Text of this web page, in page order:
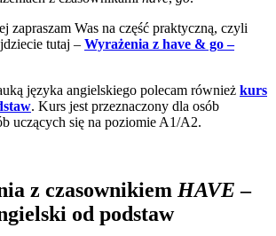
zapraszam Was na część praktyczną, czyli
tutaj – Wyrażenia z have & go –
języka angielskiego polecam również kurs
. Kurs jest przeznaczony dla osób
uczących się na poziomie A1/A2.
z czasownikiem HAVE–
od podstaw